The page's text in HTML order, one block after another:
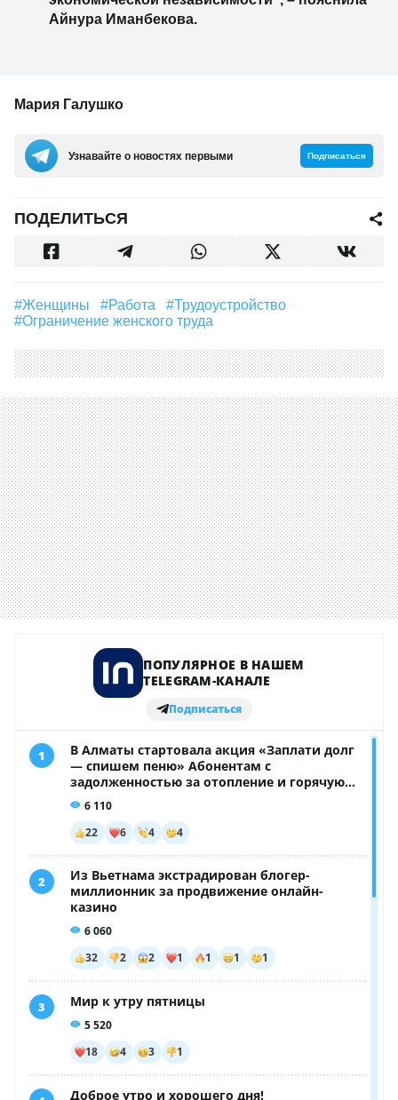
Айнура Иманбекова.
Мария Галушко
Узнавайте о новостях первыми Подписаться
ПОДЕЛИТЬСЯ
#женщины #Работа
#Трудоустройство
#ограничение женского труда